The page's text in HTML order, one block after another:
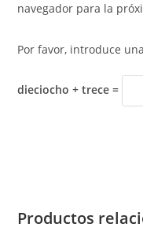
navegador para la
Por favor, introduce
dieciocho + trece =
Productos